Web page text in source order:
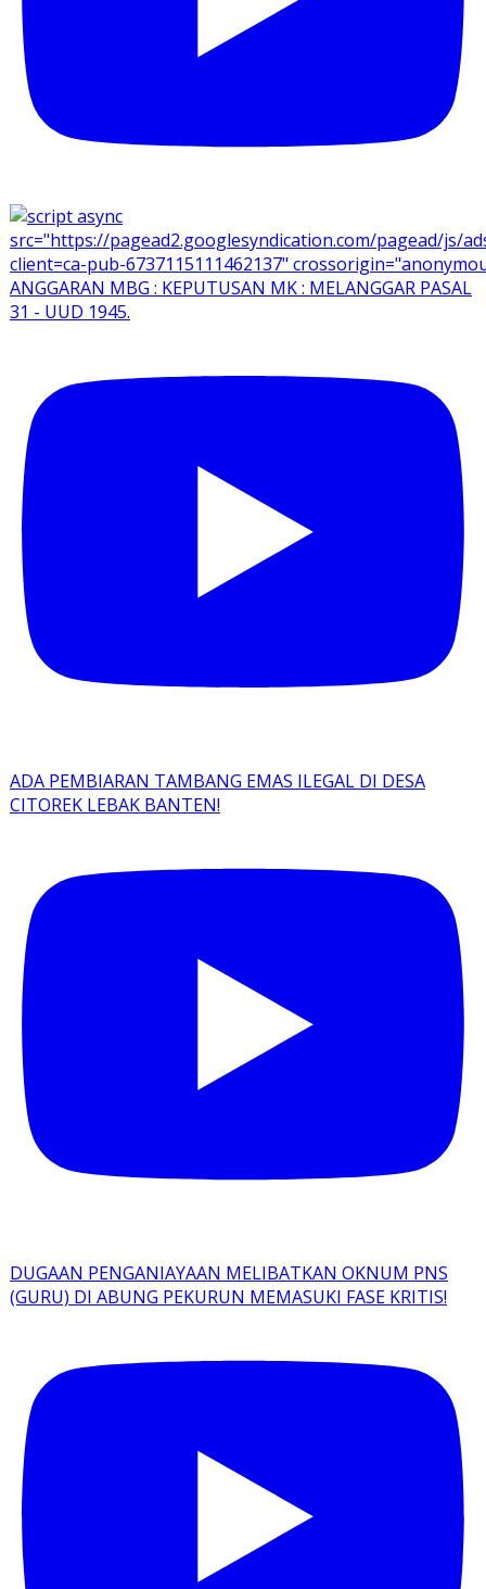
ANGGARAN MBG : KEPUTUSAN MK : MELANGGAR PASAL
31 - UUD 1945.
ADA PEMBIARAN TAMBANG EMAS ILEGAL DI DESA
CITOREK LEBAK BANTEN!
DUGAAN PENGANIAYAAN MELIBATKAN OKNUM PNS
(GURU) DI ABUNG PEKURUN MEMASUKI FASE KRITIS!